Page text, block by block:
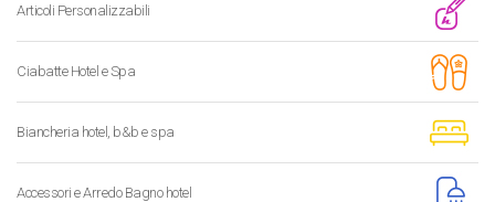
Articoli Personalizzabili
Ciabatte Hotel e Spa
Biancheria hotel, b&b e spa
Accessori e Arredo Bagno hotel